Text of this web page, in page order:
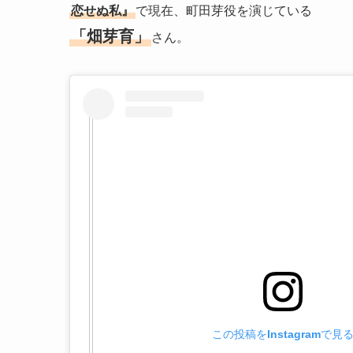
恋せぬ私』で現在、町田芽役を演じている
「畑芽育」 さん。
この投稿をInstagramで見る